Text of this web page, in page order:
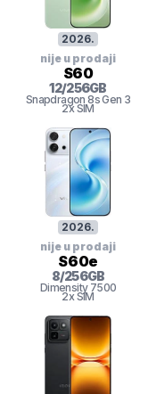
2026.
nije u prodaji
S60
12/256GB
Snapdragon 8s Gen 3
2x SIM
2026.
nije u prodaji
S60e
8/256GB
Dimensity 7500
2x SIM